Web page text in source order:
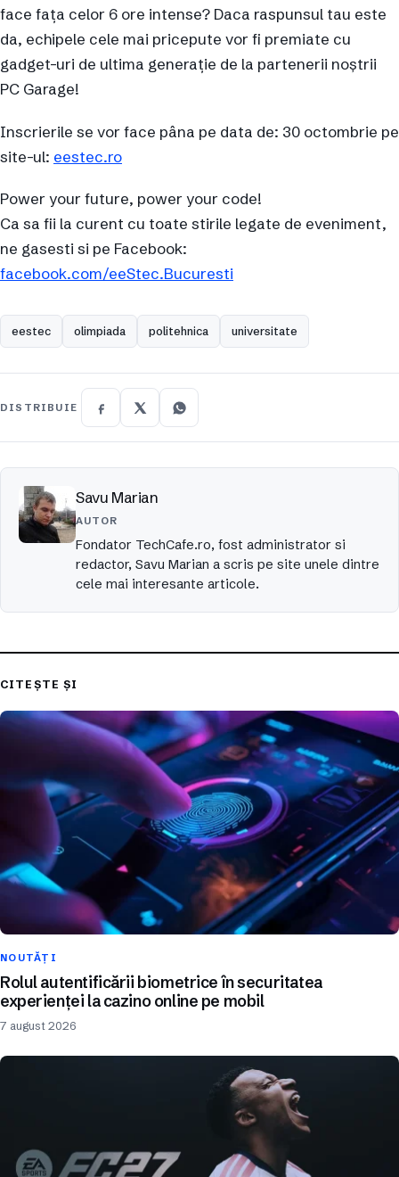
face fața celor 6 ore intense? Daca raspunsul tau este
da, echipele cele mai pricepute vor fi premiate cu
gadget-uri de ultima generație de la partenerii noștrii
PC Garage!
Inscrierile se vor face pâna pe data de: 30 octombrie pe
site-ul: eestec.ro
Power your future, power your code!
Ca sa fii la curent cu toate stirile legate de eveniment,
ne gasesti si pe Facebook:
facebook.com/eeStec.Bucuresti
eestec olimpiada politehnica universitate
DISTRIBUIE
Savu Marian
AUTOR
Fondator TechCafe.ro, fost administrator si
redactor, Savu Marian a scris pe site unele dintre
cele mai interesante articole.
CITEȘTE ȘI
NOUTĂȚI
Rolul autentificării biometrice în securitatea
experienței la cazino online pe mobil
7 august 2026